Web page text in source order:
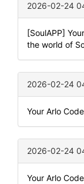
2026-02-24
[SoulAPP]
the world of
2026-02-24
Your Arlo
2026-02-24
Your Arlo